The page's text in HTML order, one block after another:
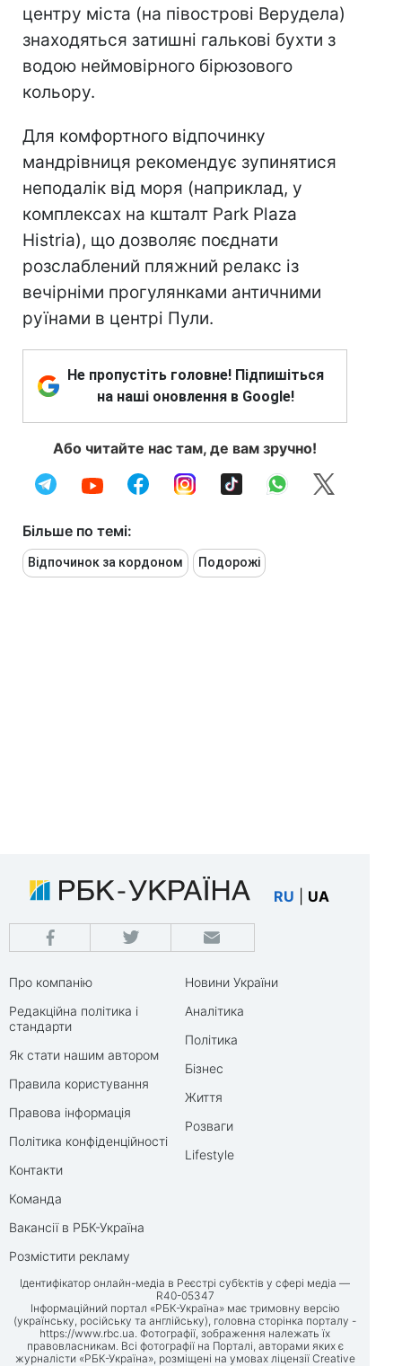
центру міста (на півострові Верудела)
знаходяться затишні галькові бухти з
водою неймовірного бірюзового
кольору.
Для комфортного відпочинку
мандрівниця рекомендує зупинятися
неподалік від моря (наприклад, у
комплексах на кшталт Park Plaza
Histria), що дозволяє поєднати
розслаблений пляжний релакс із
вечірніми прогулянками античними
руїнами в центрі Пули.
Не пропустіть головне! Підпишіться
на наші оновлення в Google!
Або читайте нас там, де вам зручно!
Більше по темі:
Відпочинок за кордоном Подорожі
RU UA
Про компанію
Редакційна політика і
стандарти
Як стати нашим автором
Правила користування
Правова інформація
Політика конфіденційності
Контакти
Команда
Вакансії в РБК-Україна
Розмістити рекламу
Новини України
Аналітика
Політика
Бізнес
Життя
Розваги
Lifestyle
Ідентифікатор онлайн-медіа в Реєстрі суб’єктів у сфері медіа —
R40-05347
Інформаційний портал «РБК-Україна» має тримовну версію
(українську, російську та англійську), головна сторінка порталу -
https://www.rbc.ua. Фотографії, зображення належать їх
правовласникам. Всі фотографії на Порталі, авторами яких є
журналісти «РБК-Україна», розміщені на умовах ліцензії Creative